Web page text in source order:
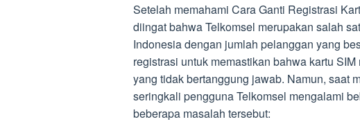
Setelah memahami Cara Ganti Registrasi
diingat bahwa Telkomsel merupakan salah
Indonesia dengan jumlah pelanggan yang
registrasi untuk memastikan bahwa kartu
yang tidak bertanggung jawab. Namun, saat
seringkali pengguna Telkomsel mengalami
beberapa masalah tersebut: